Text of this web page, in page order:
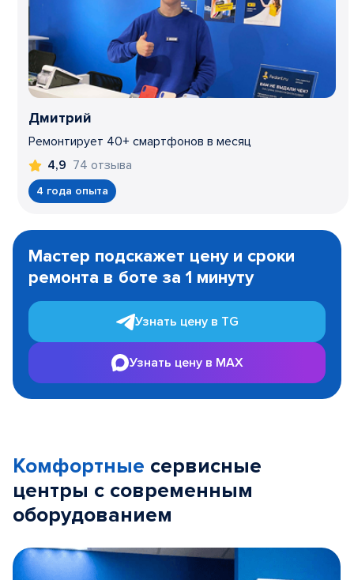
Дмитрий
Ремонтирует 40+ смартфонов в месяц
4,9 74 отзыва
4 года опыта
1
Мастер подскажет цену и сроки
ремонта в боте за 1 минуту
Узнать цену в TG
Узнать цену в MAX
Комфортные сервисные
центры с современным
оборудованием